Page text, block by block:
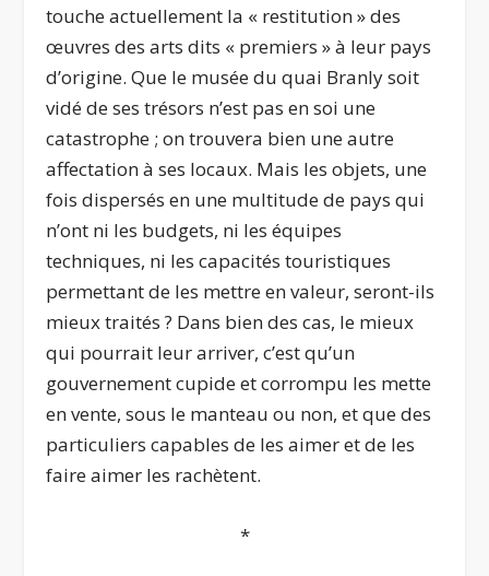
touche actuellement la « restitution » des
œuvres des arts dits « premiers » à leur pays
d’origine. Que le musée du quai Branly soit
vidé de ses trésors n’est pas en soi une
catastrophe ; on trouvera bien une autre
affectation à ses locaux. Mais les objets, une
fois dispersés en une multitude de pays qui
n’ont ni les budgets, ni les équipes
techniques, ni les capacités touristiques
permettant de les mettre en valeur, seront-ils
mieux traités ? Dans bien des cas, le mieux
qui pourrait leur arriver, c’est qu’un
gouvernement cupide et corrompu les mette
en vente, sous le manteau ou non, et que des
particuliers capables de les aimer et de les
faire aimer les rachètent.
*